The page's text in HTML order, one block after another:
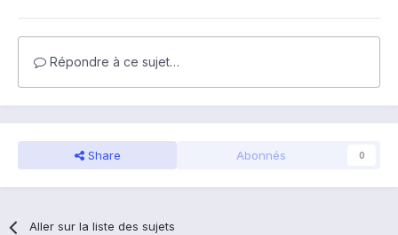
Répondre à ce sujet…
Share Abonnés 0
Aller sur la liste des sujets